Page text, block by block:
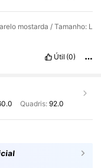
mostarda / Tamanho: L
Útil (0)
Quadris: 92.0